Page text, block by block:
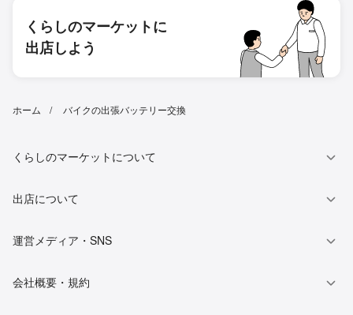
くらしのマーケットに
出店しよう
ホーム バイクの出張バッテリー交換
くらしのマーケットについて
出店について
運営メディア・SNS
会社概要・規約